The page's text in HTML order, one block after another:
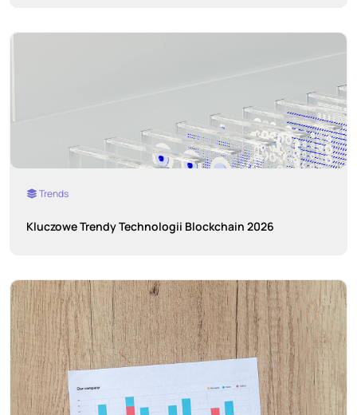
Trends
Kluczowe Trendy Technologii Blockchain 2026